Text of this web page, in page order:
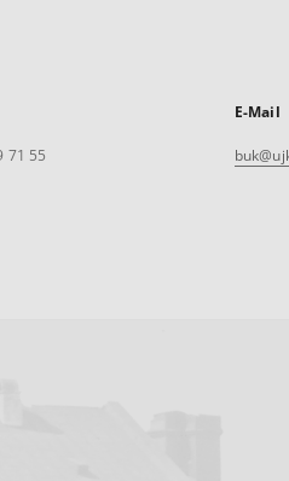
71 55
E-Mail